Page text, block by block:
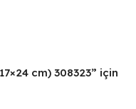
cm) 308323” için